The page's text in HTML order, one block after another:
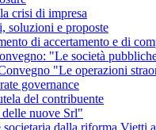
crisi di impresa
soluzioni e proposte
di accertamento e di
"Le società
"Le operazioni
governance
del contribuente
nuove Srl"
dalla riforma Vietti